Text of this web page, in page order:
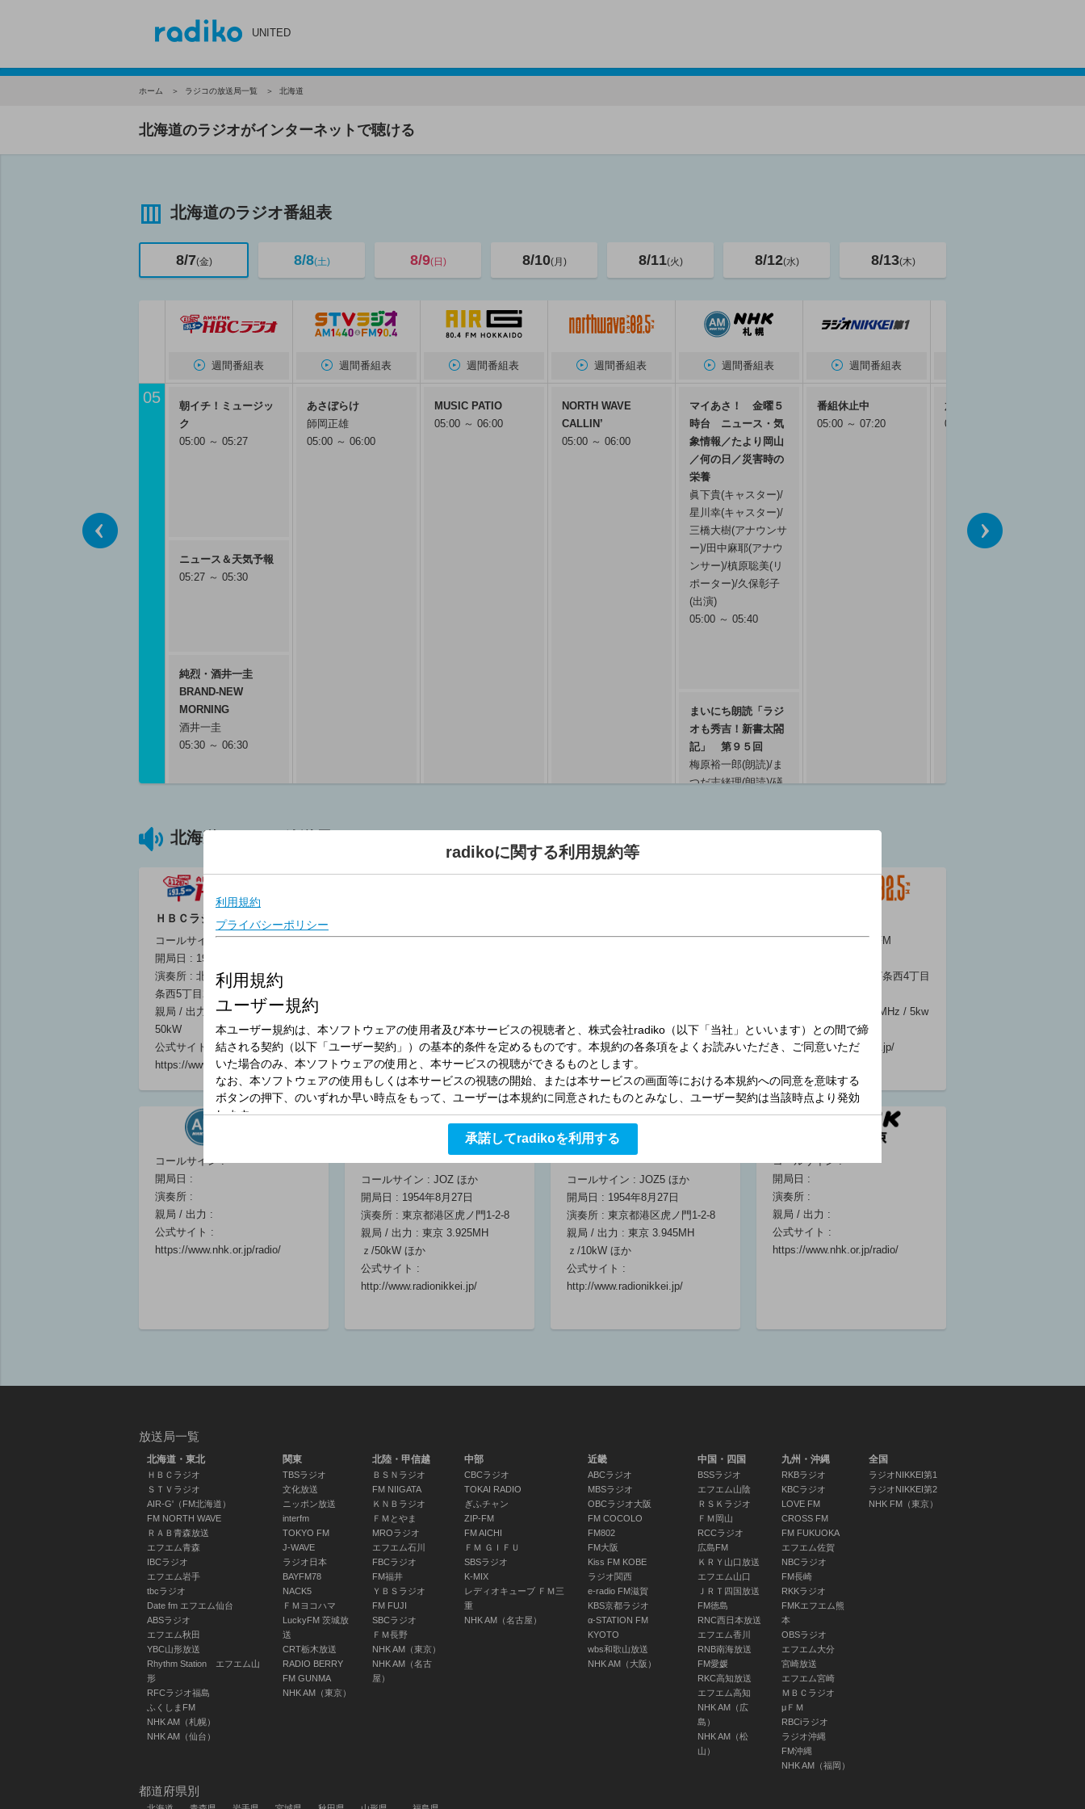
UNITED
ホーム ラジコの放送局一覧 北海道
北海道のラジオがインターネットで聴ける
北海道のラジオ番組表
8/7(金) 8/8(土) 8/9(日) 8/10(月) 8/11(火) 8/12(水) 8/13(木)
週間番組表 週間番組表 週間番組表 週間番組表 週間番組表 週間番組表
05
06
朝イチ！ミュージッ
ク
05:00 ～ 05:27
ニュース＆天気予報
05:27 ～ 05:30
純烈・酒井一圭
BRAND-NEW
MORNING
酒井一圭
05:30 ～ 06:30
桜井宏 / 梶原小春
06:30 ～ 08:00
あさぼらけ
師岡正雄
05:00 ～ 06:00
ミミ！
永井公彦 上田あや
06:00 ～ 08:00
MUSIC PATIO
05:00 ～ 06:00
ユージ / 吉田明世
06:00 ～ 07:30
NORTH WAVE
CALLIN’
05:00 ～ 06:00
MORNING (#カツモ
ニ)
カツノリ ゲスト：ネ
クライトーキー
マイあさ！ 金曜５
時台 ニュース・気
象情報／たより岡山
／何の日／災害時の
栄養
眞下貴(キャスター)/
星川幸(キャスター)/
三橋大樹(アナウンサ
ー)/田中麻耶(アナウ
ンサー)/槙原聡美(リ
ポーター)/久保彰子
(出演)
05:00 ～ 05:40
まいにち朗読「ラジ
オも秀吉！新書太閤
記」 第９５回
梅原裕一郎(朗読)/ま
つだ志緒理(朗読)/礒
台前半 ニュース・
気象情報／ワールド
リポート ニューデ
リー支局
ー)/田中麻耶(アナウ
ンサー)/山香道隆(リ
06:00 ～ 06:25
ニュース・気象情報
（北海道）
06:25 ～ 06:30
ラジオ体操 夏期巡
回ラジオ体操・みん
なの体操会 神奈
川 伊勢原市
岡本美佳(出演)/細貝
番組休止中
05:00 ～ 07:20
放送休止中
05:00 ～ 08:01
北海道のラジオ放送局
ＨＢＣラジオ
コールサイン : JOHR
開局日 : 1952年3月10日
演奏所 : 北海道札幌市中央区北1
条西5丁目2番地
親局 / 出力 : 札幌 1287kHz /
50kW
公式サイト :
https://www.hbc.co.jp
コールサイン : JOWF
50kW
公式サイト :https://www.stv.jp
コールサイン : JOFU-FM
5KW
公式サイト :https://www.air-
g.co.jp/
コールサイン : JOPV-FM
演奏所 : 札幌市北区北7条西4丁目
親局 / 出力 : 札幌 82.5MHz / 5kw
公式サイト :
https://www.fmnorth.co.jp/
コールサイン :
開局日 :
演奏所 :
親局 / 出力 :
公式サイト :
https://www.nhk.or.jp/radio/
ラジオNIKKEI第1
コールサイン : JOZ ほか
開局日 : 1954年8月27日
演奏所 : 東京都港区虎ノ門1-2-8
親局 / 出力 : 東京 3.925MH
ｚ/50kW ほか
公式サイト :
http://www.radionikkei.jp/
ラジオNIKKEI第2
コールサイン : JOZ5 ほか
開局日 : 1954年8月27日
演奏所 : 東京都港区虎ノ門1-2-8
親局 / 出力 : 東京 3.945MH
ｚ/10kW ほか
公式サイト :
http://www.radionikkei.jp/
コールサイン :
開局日 :
演奏所 :
親局 / 出力 :
公式サイト :
https://www.nhk.or.jp/radio/
放送局一覧
北海道・東北
ＨＢＣラジオ
ＳＴＶラジオ
AIR-G'（FM北海道）
FM NORTH WAVE
ＲＡＢ青森放送
エフエム青森
IBCラジオ
エフエム岩手
tbcラジオ
Date fm エフエム仙台
ABSラジオ
エフエム秋田
YBC山形放送
Rhythm Station エフエム山
形
RFCラジオ福島
ふくしまFM
NHK AM（札幌）
NHK AM（仙台）
関東
TBSラジオ
文化放送
ニッポン放送
interfm
TOKYO FM
J-WAVE
ラジオ日本
BAYFM78
NACK5
ＦＭヨコハマ
LuckyFM 茨城放
送
CRT栃木放送
RADIO BERRY
FM GUNMA
NHK AM（東京）
北陸・甲信越
ＢＳＮラジオ
FM NIIGATA
ＫＮＢラジオ
ＦＭとやま
MROラジオ
エフエム石川
FBCラジオ
FM福井
ＹＢＳラジオ
FM FUJI
SBCラジオ
ＦＭ長野
NHK AM（東京）
NHK AM（名古
屋）
中部
CBCラジオ
TOKAI RADIO
ぎふチャン
ZIP-FM
FM AICHI
ＦＭ ＧＩＦＵ
SBSラジオ
K-MIX
レディオキューブ ＦＭ三
重
NHK AM（名古屋）
近畿
ABCラジオ
MBSラジオ
OBCラジオ大阪
FM COCOLO
FM802
FM大阪
Kiss FM KOBE
ラジオ関西
e-radio FM滋賀
KBS京都ラジオ
α-STATION FM
KYOTO
wbs和歌山放送
NHK AM（大阪）
中国・四国
BSSラジオ
エフエム山陰
ＲＳＫラジオ
ＦＭ岡山
RCCラジオ
広島FM
ＫＲＹ山口放送
エフエム山口
ＪＲＴ四国放送
FM徳島
RNC西日本放送
エフエム香川
RNB南海放送
FM愛媛
RKC高知放送
エフエム高知
NHK AM（広
島）
NHK AM（松
山）
九州・沖縄
RKBラジオ
KBCラジオ
LOVE FM
CROSS FM
FM FUKUOKA
エフエム佐賀
NBCラジオ
FM長崎
RKKラジオ
FMKエフエム熊
本
OBSラジオ
エフエム大分
宮崎放送
エフエム宮崎
ＭＢＣラジオ
μＦＭ
RBCiラジオ
ラジオ沖縄
FM沖縄
NHK AM（福岡）
全国
ラジオNIKKEI第1
ラジオNIKKEI第2
NHK FM（東京）
都道府県別
radikoに関する利用規約等
承諾してradikoを利用する